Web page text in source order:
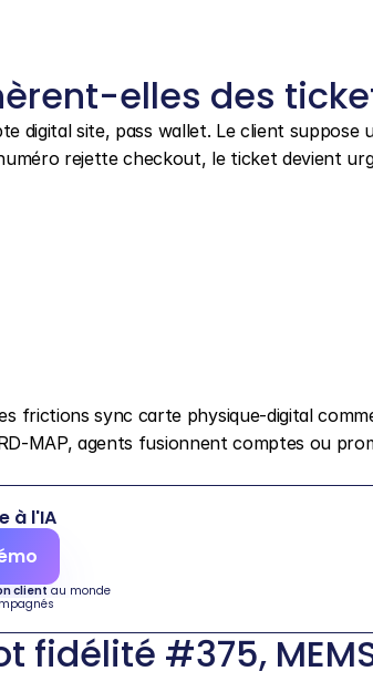
elles des
digital site, pass wallet. Le client suppose
rejette checkout, le ticket devient
frictions sync carte physique-digital
MAP, agents fusionnent comptes ou
à l'IA
client au monde
fidélité #375,